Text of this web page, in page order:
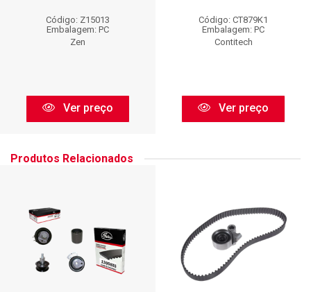
Código: Z15013
Embalagem: PC
Zen
Ver preço
Código: CT879K1
Embalagem: PC
Contitech
Ver preço
Produtos Relacionados